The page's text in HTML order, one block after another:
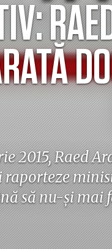
2015, Raed
raporteze
să nu-și mai